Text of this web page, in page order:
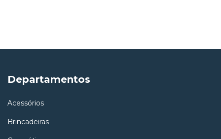
Departamentos
Acessórios
Brincadeiras